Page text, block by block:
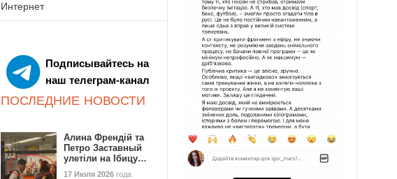
Интернет
Подписывайтесь на
наш телеграм-канал
ПОСЛЕДНИЕ НОВОСТИ
Алина Френдій та
Петро Заставный
улетіли на Ібицу…
17 Июля 2026 года